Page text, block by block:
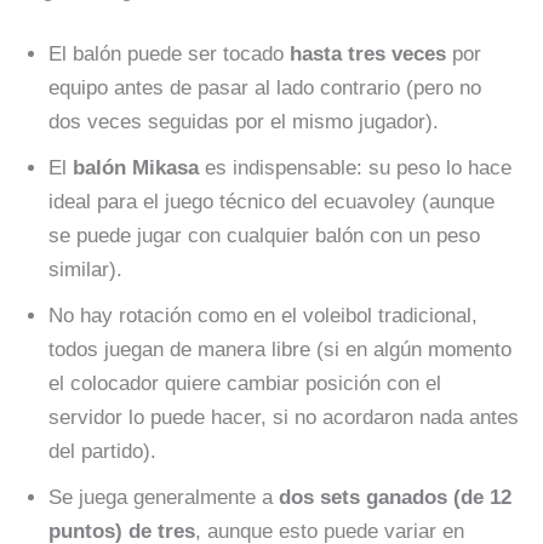
El balón puede ser tocado hasta tres veces por
equipo antes de pasar al lado contrario (pero no
dos veces seguidas por el mismo jugador).
El balón Mikasaes indispensable: su peso lo hace
ideal para el juego técnico del ecuavoley (aunque
se puede jugar con cualquier balón con un peso
similar).
No hay rotación como en el voleibol tradicional,
todos juegan de manera libre (si en algún momento
el colocador quiere cambiar posición con el
servidor lo puede hacer, si no acordaron nada antes
del partido).
Se juega generalmente a dos sets ganados (de 12
puntos) de tres, aunque esto puede variar en